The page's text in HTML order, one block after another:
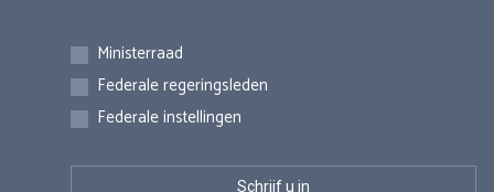
Inschrijvingen
Ministerraad
Federale regeringsleden
Federale instellingen